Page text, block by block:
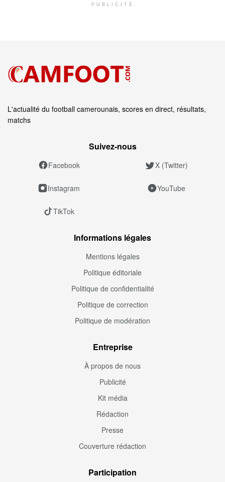
PUBLICITÉ
L'actualité du football camerounais, scores en direct, résultats,
matchs
Suivez‑nous
Facebook X (Twitter)
Instagram YouTube
TikTok
Informations légales
Mentions légales
Politique éditoriale
Politique de confidentialité
Politique de correction
Politique de modération
Entreprise
À propos de nous
Publicité
Kit média
Rédaction
Presse
Couverture rédaction
Participation